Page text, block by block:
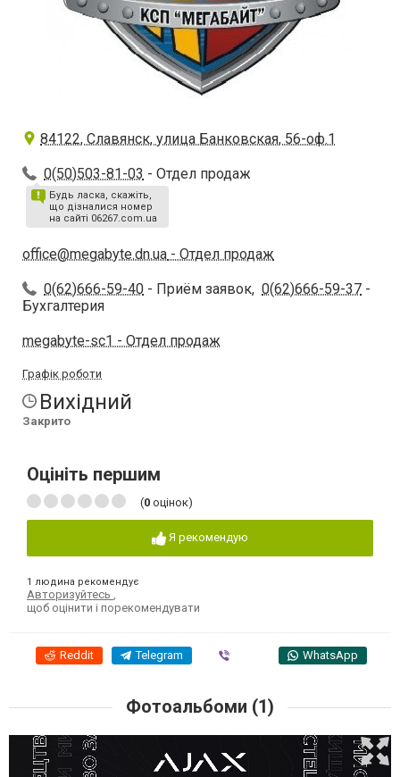
84122, Славянск, улица Банковская, 56-оф.1
0(50)503-81-03 - Отдел продаж
Будь ласка, скажіть,
що дізналися номер
на сайті 06267.com.ua
office@megabyte.dn.ua - Отдел продаж
0(62)666-59-40 - Приём заявок, 0(62)666-59-37 -
Бухгалтерия
megabyte-sc1 - Отдел продаж
Графік роботи
Вихідний
Закрито
Оцініть першим
(0 оцінок)
Я рекомендую
1 людина рекомендує
Авторизуйтесь
щоб оцінити і порекомендувати
Reddit Telegram WhatsApp
Фотоальбоми (1)